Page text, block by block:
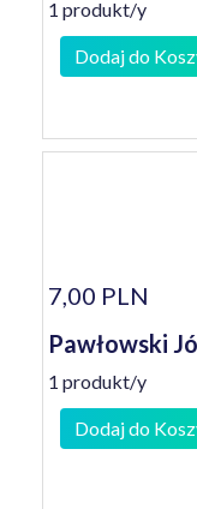
1 produkt/y
Dodaj do
7,00 PLN
Pawłowski
1 produkt/y
Dodaj do